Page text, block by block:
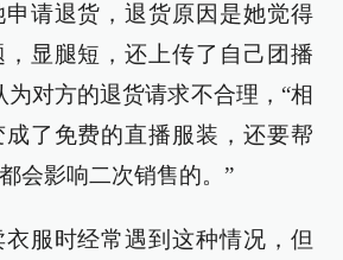
申请退货，退货原因是她觉得
显腿短，还上传了自己团播
为对方的退货请求不合理，“相
了免费的直播服装，还要帮
会影响二次销售的。”
服时经常遇到这种情况，但